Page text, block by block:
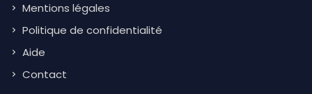
Mentions légales
Politique de confidentialité
Aide
Contact